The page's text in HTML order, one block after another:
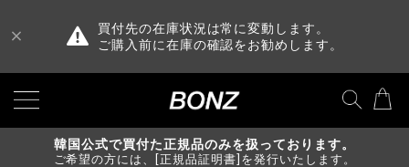
買付先の在庫状況は常に変動します。
ご購入前に在庫の確認をお勧めします。
韓国公式で買付た正規品のみを扱っております。
ご希望の方には、[正規品証明書]を発行いたします。